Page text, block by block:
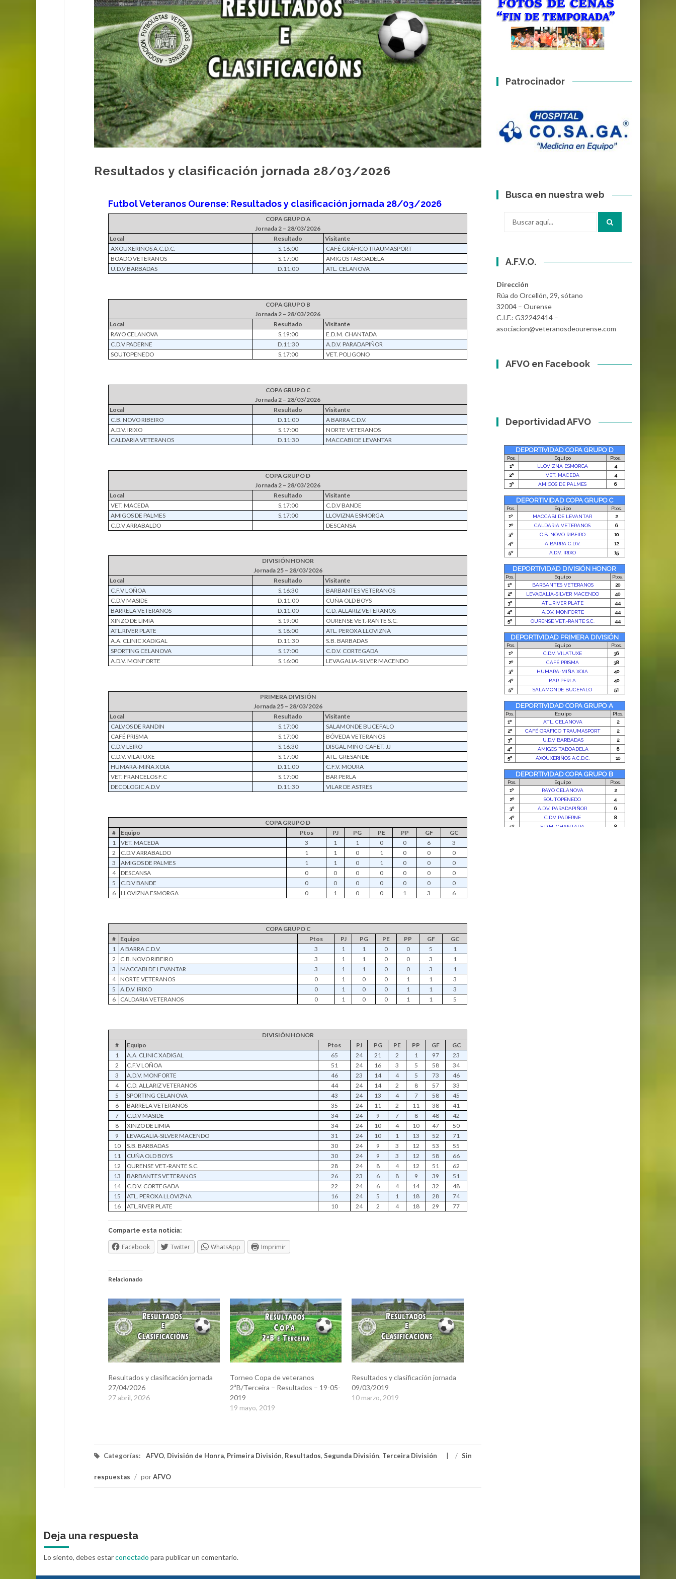
Resultados y clasificación jornada 28/03/2026
Futbol Veteranos Ourense: Resultados y clasificación jornada 28/03/2026
COPA GRUPO A
Jornada 2 – 28/03/2026
Local
Resultado
Visitante
AXOUXERIÑOS A.C.D.C.
S.16:00
CAFÉ GRÁFICO TRAUMASPORT
BOADO VETERANOS
S.17:00
AMIGOS TABOADELA
U.D.V BARBADAS
D.11:00 ATL. CELANOVA
COPA GRUPO B
Jornada 2 – 28/03/2026
Local
Resultado
Visitante
RAYO CELANOVA
S.19:00
E.D.M. CHANTADA
C.D.V PADERNE
D.11:30
A.D.V. PARADAPIÑOR
SOUTOPENEDO
S.17:00 VET. POLIGONO
COPA GRUPO C
Jornada 2 – 28/03/2026
Local
Resultado
Visitante
C.B. NOVO RIBEIRO
D.11:00
A BARRA C.D.V.
A.D.V. IRIXO
S.17:00
NORTE VETERANOS
CALDARIA VETERANOS
D.11:30 MACCABI DE LEVANTAR
COPA GRUPO D
Jornada 2 – 28/03/2026
Local
Resultado
Visitante
VET. MACEDA
S.17:00
C.D.V BANDE
AMIGOS DE PALMES
S.17:00
LLOVIZNA ESMORGA
C.D.V ARRABALDO
DESCANSA
DIVISIÓN HONOR
Jornada 25 – 28/03/2026
Local
Resultado
Visitante
C.F.V LOÑOA
S.16:30
BARBANTES VETERANOS
C.D.V MASIDE
D.11:00
CUÑA OLD BOYS
BARRELA VETERANOS
D.11:00
C.D. ALLARIZ VETERANOS
XINZO DE LIMIA
S.19:00
OURENSE VET.-RANTE S.C.
ATL.RIVER PLATE
S.18:00
ATL. PEROXA LLOVIZNA
A.A. CLINIC XADIGAL
D.11:30
S.B. BARBADAS
SPORTING CELANOVA
S.17:00
C.D.V. CORTEGADA
A.D.V. MONFORTE
S.16:00 LEVAGALIA-SILVER MACENDO
PRIMERA DIVISIÓN
Jornada 25 – 28/03/2026
Local
Resultado
Visitante
CALVOS DE RANDIN
S.17:00
SALAMONDE BUCEFALO
CAFÉ PRISMA
S.17:00
BÓVEDA VETERANOS
C.D.V LEIRO
S.16:30
DISGAL MIÑO-CAFET. JJ
C.D.V. VILATUXE
S.17:00
ATL. GRESANDE
HUMARA-MIÑA XOIA
D.11:00
C.F.V. MOURA
VET. FRANCELOS F.C
S.17:00
BAR PERLA
DECOLOGIC A.D.V
D.11:30 VILAR DE ASTRES
COPA GRUPO D
#
Equipo Ptos PJ PG PE PP GF
GC
1
VET. MACEDA 3 1 1 0 0 6
3
2
C.D.V ARRABALDO 1 1 0 1 0 0
0
3
AMIGOS DE PALMES 1 1 0 1 0 0
0
4
DESCANSA 0 0 0 0 0 0
0
5
C.D.V BANDE 0 0 0 0 0 0
0
6
LLOVIZNA ESMORGA 0 1 0 0 1 3 6
COPA GRUPO C
#
Equipo Ptos PJ PG PE PP GF
GC
1
A BARRA C.D.V. 3 1 1 0 0 5
1
2
C.B. NOVO RIBEIRO 3 1 1 0 0 3
1
3
MACCABI DE LEVANTAR 3 1 1 0 0 3
1
4
NORTE VETERANOS 0 1 0 0 1 1
3
5
A.D.V. IRIXO 0 1 0 0 1 1
3
6
CALDARIA VETERANOS 0 1 0 0 1 1 5
DIVISIÓN HONOR
#
Equipo Ptos PJ PG PE PP GF
GC
1
A.A. CLINIC XADIGAL 65 24 21 2 1 97
23
2
C.F.V LOÑOA 51 24 16 3 5 58
34
3
A.D.V. MONFORTE 46 23 14 4 5 73
46
4
C.D. ALLARIZ VETERANOS 44 24 14 2 8 57
33
5
SPORTING CELANOVA 43 24 13 4 7 58
45
6
BARRELA VETERANOS 35 24 11 2 11 38
41
7
C.D.V MASIDE 34 24 9 7 8 48
42
8
XINZO DE LIMIA 34 24 10 4 10 47
50
9
LEVAGALIA-SILVER MACENDO 31 24 10 1 13 52
71
10
S.B. BARBADAS 30 24 9 3 12 53
55
11
CUÑA OLD BOYS 30 24 9 3 12 58
66
12
OURENSE VET.-RANTE S.C. 28 24 8 4 12 51
62
13
BARBANTES VETERANOS 26 23 6 8 9 39
51
14
C.D.V. CORTEGADA 22 24 6 4 14 32
48
15
ATL. PEROXA LLOVIZNA 16 24 5 1 18 28
74
16
ATL.RIVER PLATE 10 24 2 4 18 29 77
Comparte esta noticia:
Facebook Twitter WhatsApp Imprimir
Relacionado
Resultados y clasificación jornada
27/04/2026
27 abril, 2026
Torneo Copa de veteranos
2ªB/Terceira – Resultados – 19-05-
2019
19 mayo, 2019
Resultados y clasificación jornada
09/03/2019
10 marzo, 2019
Categorías: AFVO, División de Honra, Primeira División, Resultados, Segunda División, Terceira División / Sin
respuestas / porAFVO
Deja una respuesta
Lo siento, debes estarconectado para publicar un comentario.
Patrocinador
Busca en nuestra web
A.F.V.O.
Dirección
Rúa do Orcellón, 29, sótano
32004 – Ourense
C.I.F.: G32242414 –
asociacion@veteranosdeourense.com
AFVO en Facebook
Deportividad AFVO